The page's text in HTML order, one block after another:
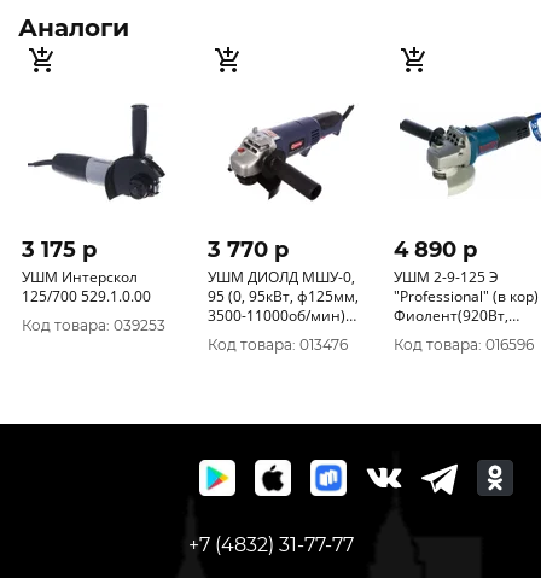
Аналоги
3 175 p
УШМ Интерскол
125/700 529.1.0.00
Код товара: 039253
3 770 p
УШМ ДИОЛД МШУ-0,
95 (0, 95кВт, ф125мм,
3500-11000об/мин)
10041050
Код товара: 013476
4 890 p
УШМ 2-9-125 Э
"Professional" (в кор)
Фиолент(920Вт,
11000об/мин, ф125
мм)ИДФР298135002-
Код товара: 016596
+7 (4832) 31-77-77